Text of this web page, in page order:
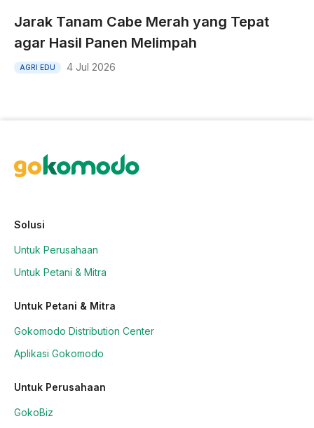
Jarak Tanam Cabe Merah yang Tepat
agar Hasil Panen Melimpah
AGRI EDU 4 Jul 2026
Solusi
Untuk Perusahaan
Untuk Petani & Mitra
Untuk Petani & Mitra
Gokomodo Distribution Center
Aplikasi Gokomodo
Untuk Perusahaan
GokoBiz